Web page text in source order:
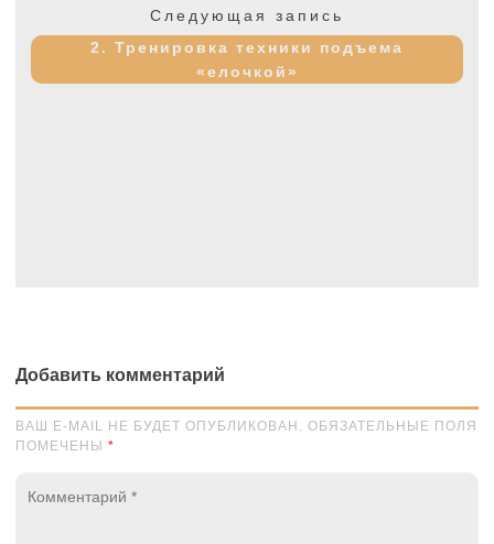
Следующая запись
запись:
2. Тренировка техники подъема
«елочкой»
Добавить комментарий
ВАШ E-MAIL НЕ БУДЕТ ОПУБЛИКОВАН. ОБЯЗАТЕЛЬНЫЕ ПОЛЯ
ПОМЕЧЕНЫ *